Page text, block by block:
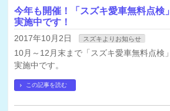
今年も開催！「スズキ愛車無料点検」
実施中です！
2017年10月2日 スズキよりお知らせ
10月～12月末まで「スズキ愛車無料点検」
実施中です。
この記事を読む